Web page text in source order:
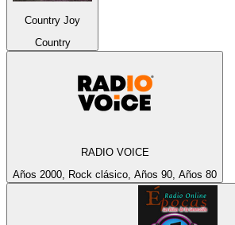
Country Joy
Country
RADIO VOICE
Años 2000, Rock clásico, Años 90, Años 80